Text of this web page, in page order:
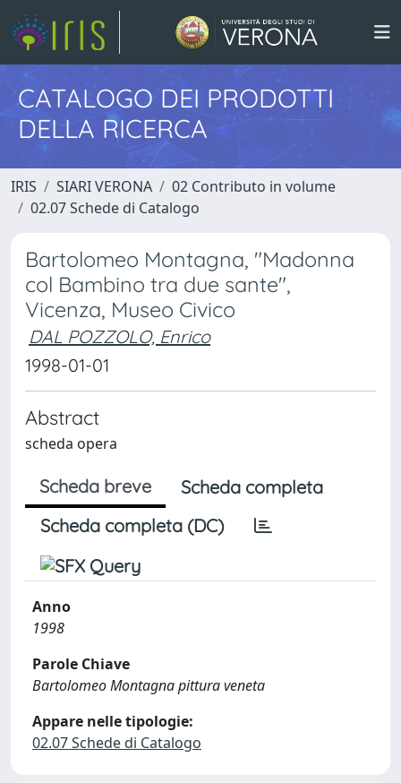
CATALOGO DEI PRODOTTI
DELLA RICERCA
IRIS SIARI VERONA
02 Contributo in volume
02.07 Schede di Catalogo
Bartolomeo Montagna, "Madonna
col Bambino tra due sante",
Vicenza, Museo Civico
DAL POZZOLO, Enrico
1998-01-01
Abstract
scheda opera
Scheda breve
Scheda completa
Scheda completa (DC)
Anno
1998
Parole Chiave
Bartolomeo Montagna pittura veneta
Appare nelle tipologie:
02.07 Schede di Catalogo